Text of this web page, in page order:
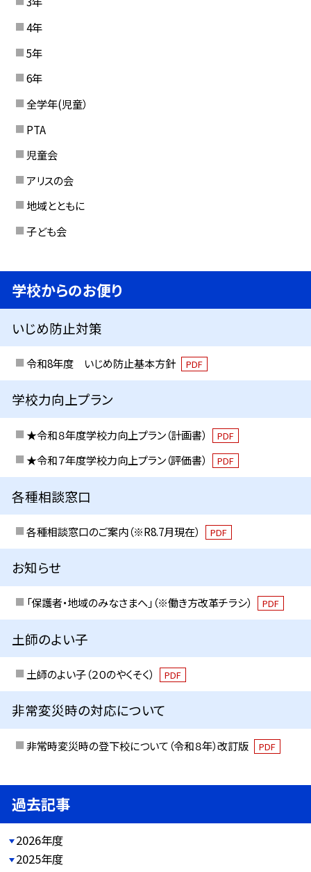
4年
5年
6年
全学年(児童）
PTA
児童会
アリスの会
地域とともに
子ども会
学校からのお便り
いじめ防止対策
令和8年度 いじめ防止基本方針 PDF
学校力向上プラン
★令和８年度学校力向上プラン（計画書） PDF
★令和７年度学校力向上プラン（評価書） PDF
各種相談窓口
各種相談窓口のご案内（※R8.7月現在） PDF
お知らせ
「保護者・地域のみなさまへ」（※働き方改革チラシ） PDF
土師のよい子
土師のよい子（２０のやくそく） PDF
非常変災時の対応について
非常時変災時の登下校について（令和８年）改訂版 PDF
過去記事
2026年度
2025年度